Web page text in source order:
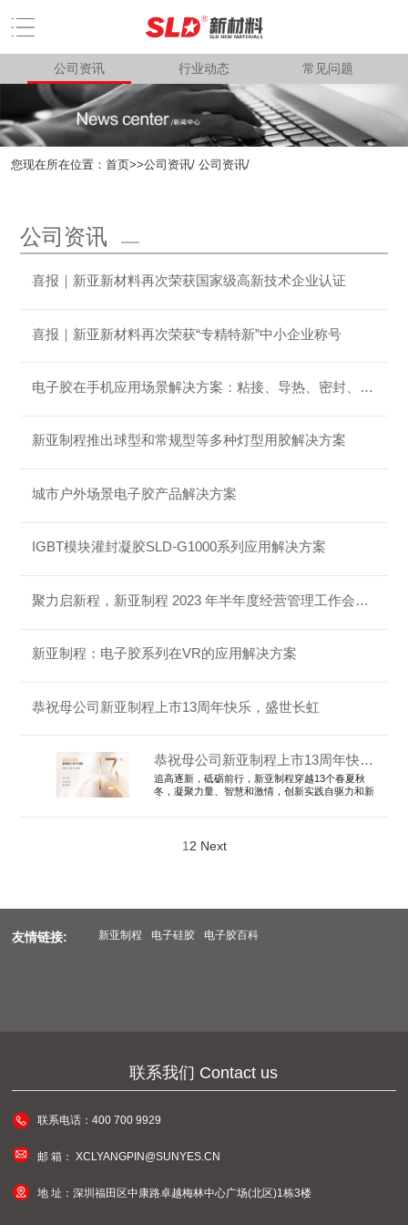
公司资讯 行业动态 常见问题
您现在所在位置： 首页>>公司资讯/ 公司资讯/
公司资讯
喜报｜新亚新材料再次荣获国家级高新技术企业认证
喜报｜新亚新材料再次荣获“专精特新”中小企业称号
电子胶在手机应用场景解决方案：粘接、导热、密封、防护多层面应用
新亚制程推出球型和常规型等多种灯型用胶解决方案
城市户外场景电子胶产品解决方案
IGBT模块灌封凝胶SLD-G1000系列应用解决方案
聚力启新程，新亚制程 2023 年半年度经营管理工作会议圆满落幕
新亚制程：电子胶系列在VR的应用解决方案
恭祝母公司新亚制程上市13周年快乐，盛世长虹
恭祝母公司新亚制程上市13周年快乐，盛世长虹
追高逐新，砥砺前行，新亚制程穿越13个春夏秋
冬，凝聚力量、智慧和激情，创新实践自驱力和新
12 Next
友情链接: 新亚制程 电子硅胶 电子胶百科
联系我们 Contact us
联系电话：400 700 9929
邮 箱：XCLYANGPIN@SUNYES.CN
地 址：深圳福田区中康路卓越梅林中心广场(北区)1栋3楼